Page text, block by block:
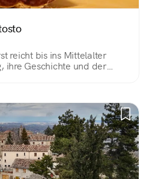
reicht bis ins Mittelalter
ihre Geschichte und der